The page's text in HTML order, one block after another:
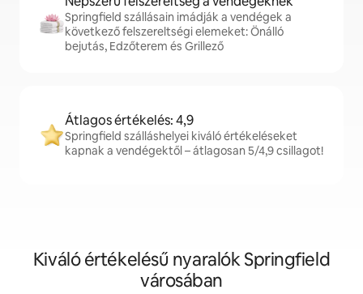
Springfield szállásain imádják a vendégek a
következő felszereltségi elemeket: Önálló
bejutás, Edzőterem és Grillező
Átlagos értékelés: 4,9
Springfield szálláshelyei kiváló értékeléseket
kapnak a vendégektől – átlagosan 5/4,9 csillagot!
Kiváló értékelésű nyaralók Springfield
városában